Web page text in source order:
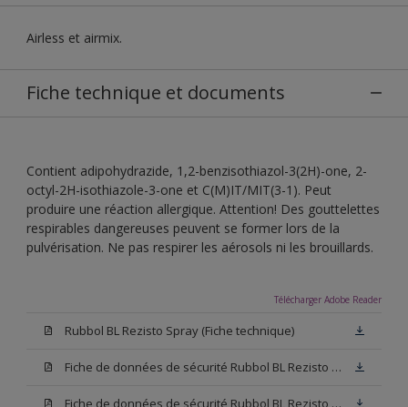
Airless et airmix.
Fiche technique et documents
Contient adipohydrazide, 1,2-benzisothiazol-3(2H)-one, 2-
octyl-2H-isothiazole-3-one et C(M)IT/MIT(3-1). Peut
produire une réaction allergique. Attention! Des gouttelettes
respirables dangereuses peuvent se former lors de la
pulvérisation. Ne pas respirer les aérosols ni les brouillards.
Télécharger Adobe Reader
Rubbol BL Rezisto Spray (Fiche technique)
Fiche de données de sécurité Rubbol BL Rezisto Spray W05 (SDS)
Fiche de données de sécurité Rubbol BL Rezisto Spray N00 (SDS)